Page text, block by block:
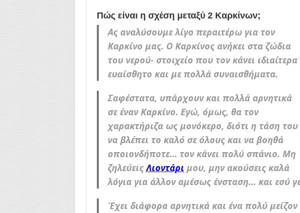
Πώς είναι η σχέση μεταξύ 2 Καρκίνων;
Ας αναλύσουμε λίγο περαιτέρω για τον
Καρκίνο μας. Ο Καρκίνος ανήκει στα ζώδια
του νερού- στοιχείο που τον κάνει ιδιαίτερα
ευαίσθητο και με πολλά συναισθήματα.
Σαφέστατα, υπάρχουν και πολλά αρνητικά
σε έναν Καρκίνο. Εγώ, όμως, θα τον
χαρακτήριζα ως μονόκερο, διότι η τάση του
να βλέπει το καλό σε όλους και να βοηθά
οποιονδήποτε… τον κάνει πολύ σπάνιο. Μη
ζηλεύεις Λιοντάρι μου, μην ακούσεις καλά
λόγια για άλλον αμέσως ένσταση… και εσύ
Έχει διάφορα αρνητικά και ένα πολύ μείζον